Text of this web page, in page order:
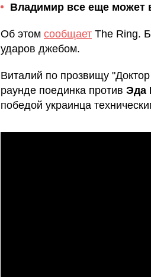
Владимир все еще может
Об этом сообщает The Ring.
ударов джебом.
Виталий по прозвищу
раунде поединка против Эда
победой украинца